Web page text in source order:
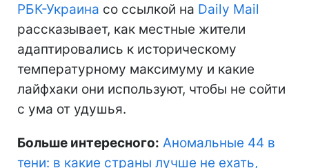
РБК-Украина со ссылкой на Daily Mail
рассказывает, как местные жители
адаптировались к историческому
температурному максимуму и какие
лайфхаки они используют, чтобы не сойти
с ума от удушья.
Больше интересного: Аномальные 44 в
тени: в какие страны лучше не ехать,